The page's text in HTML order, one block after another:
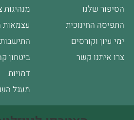
הסיפור שלנו
התפיסה החינוכית
ימי עיון וקורסים
צרו איתנו קשר
מנהיגות
עצמאות
התישבות
ביטחון
דמויות
מעגל